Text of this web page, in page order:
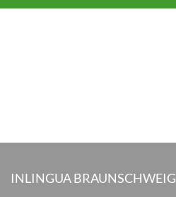
INLINGUA BRAUNSCHWEIG